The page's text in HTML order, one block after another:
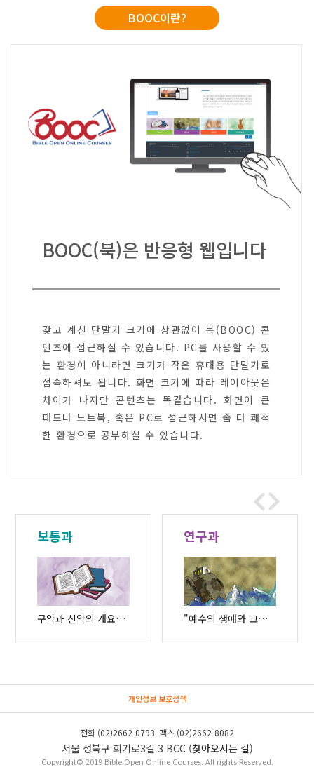
BOOC이란?
BOOC(북)은 반응형 웹입니다
갖고 계신 단말기 크기에 상관없이 북(BOOC) 콘
텐츠에 접근하실 수 있습니다. PC를 사용할 수 있
는 환경이 아니라면 크기가 작은 휴대용 단말기로
접속하셔도 됩니다. 화면 크기에 따라 레이아웃은
차이가 나지만 콘텐츠는 똑같습니다. 화면이 큰
패드나 노트북, 혹은 PC로 접근하시면 좀 더 쾌적
한 환경으로 공부하실 수 있습니다.
보통과
구약과 신약의 개요를 다루고 있습니다.
연구과
"예수의 생애와 교훈", "산상설교", "사도행전"으로 구성되어 있습니다.
개인정보 보호정책
전화 (02)2662-0793 팩스 (02)2662-8082
서울 성북구 회기로3길 3 BCC (찾아오시는 길)
Copyright© 2019 Bible Open Online Courses. All rights Reserved.